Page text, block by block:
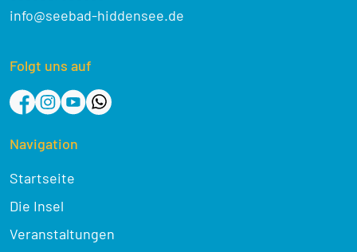
info@seebad-hiddensee.de
Folgt uns auf
Navigation
Startseite
Die Insel
Veranstaltungen